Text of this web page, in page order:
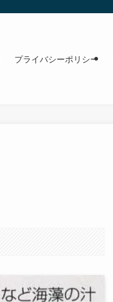
プライバシーポリシー